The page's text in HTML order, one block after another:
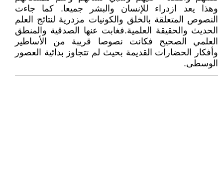
وهذا يعد ازدراء للإنسان والبشر جميعا. كما جاءت
النصوص المتعلقة بالخلق والكونيات مزدرية لنتائج العلم
الحديث والحقيقة العلمية.فغابت عنها الصدقية والمنطق
العلمي الصحيح فكانت نصوصا قريبة من الأساطير
وأفكار الحضارات القديمة بحيث لم تتجاوز بدائية العصور
الوسطى.